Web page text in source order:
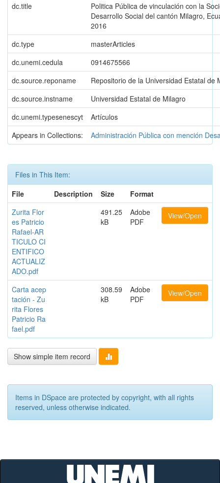
dc.title
Politica Pública de vinculación con la
Desarrollo Social del cantón Milagro,
2016
dc.type
masterArticles
dc.unemi.cedula
0914675566
dc.source.reponame
Repositorio de la Universidad Estatal de
dc.source.instname
Universidad Estatal de Milagro
dc.unemi.typesenescyt
Artículos
Appears in Collections:
Administración Pública con mención
Files in This Item:
File
Description Size
Format
Zurita Flor
es Patricio
Rafael-AR
TICULO CI
ENTIFICO
ACTUALIZ
ADO.pdf
491.25
kB
Adobe
PDF
View/Open
Carta acep
tación - Zu
rita Flores
Patricio Ra
fael.pdf
308.59
kB
Adobe
PDF
View/Open
Show simple item record
Items in DSpace are protected by copyright, with all rights
reserved, unless otherwise indicated.